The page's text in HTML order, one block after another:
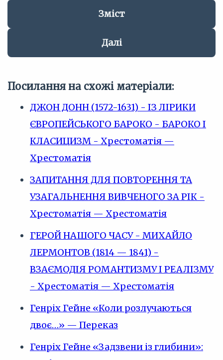
Зміст
Далі
Посилання на схожі матеріали:
ДЖОН ДОНН (1572-1631) - ІЗ ЛІРИКИ
ЄВРОПЕЙСЬКОГО БАРОКО - БАРОКО І
КЛАСИЦИЗМ - Хрестоматія —
Хрестоматія
ЗАПИТАННЯ ДЛЯ ПОВТОРЕННЯ ТА
УЗАГАЛЬНЕННЯ ВИВЧЕНОГО ЗА РІК -
Хрестоматія — Хрестоматія
ГЕРОЙ НАШОГО ЧАСУ - МИХАЙЛО
ЛЕРМОНТОВ (1814 — 1841) -
ВЗАЄМОДІЯ РОМАНТИЗМУ І РЕАЛІЗМУ
- Хрестоматія — Хрестоматія
Генріх Гейне «Коли розлучаються
двоє…» — Переказ
Генріх Гейне «Задзвени із глибини»: